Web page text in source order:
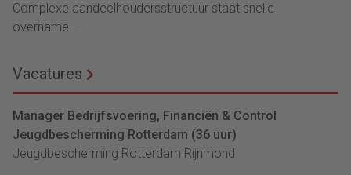
Complexe aandeelhoudersstructuur staat snelle
overname...
Vacatures
Manager Bedrijfsvoering, Financiën & Control
Jeugdbescherming Rotterdam (36 uur)
Jeugdbescherming Rotterdam Rijnmond